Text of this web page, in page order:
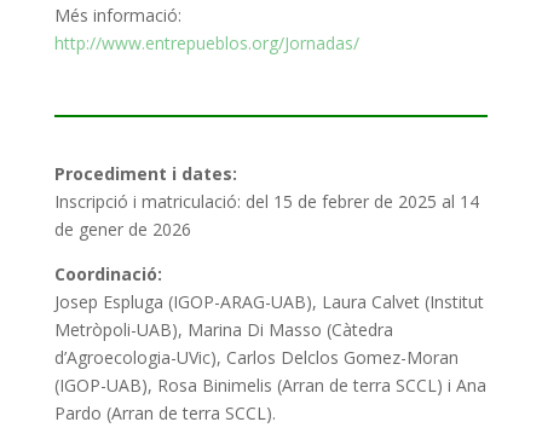
Més informació:
http://www.entrepueblos.org/Jornadas/
Procediment i dates:
Inscripció i matriculació: del 15 de febrer de 2025 al 14
de gener de 2026
Coordinació:
Josep Espluga (IGOP-ARAG-UAB), Laura Calvet (Institut
Metròpoli-UAB), Marina Di Masso (Càtedra
d’Agroecologia-UVic), Carlos Delclos Gomez-Moran
(IGOP-UAB), Rosa Binimelis (Arran de terra SCCL) i Ana
Pardo (Arran de terra SCCL).